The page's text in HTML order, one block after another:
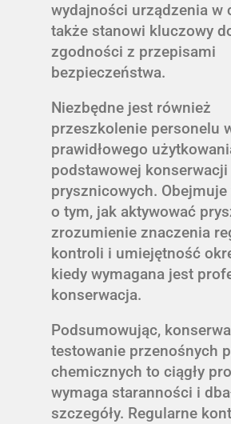
wydajności urządzenia w
także stanowi kluczowy
zgodności z przepisami
bezpieczeństwa.
Niezbędne jest również
przeszkolenie personelu
prawidłowego
podstawowej
prysznicowych.
o tym, jak aktywować
zrozumienie znaczenia
kontroli i umiejętność
kiedy wymagana jest
konserwacja.
Podsumowując,
testowanie przenośnych
chemicznych to ciągły
wymaga staranności i
szczegóły. Regularne